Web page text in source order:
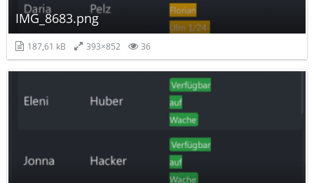
IMG_8683.png
187,61 kB 393×852 36